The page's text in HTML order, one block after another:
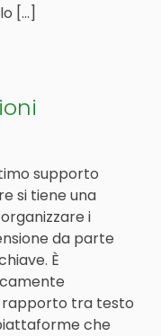
[…]
supporto
si tiene una
i
da parte
È
rapporto tra testo
che